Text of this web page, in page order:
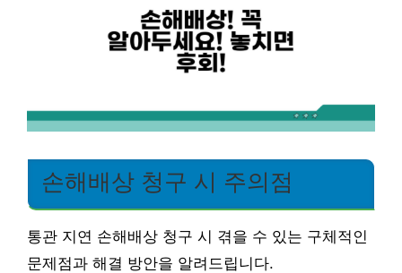
손해배상 청구 시 주의점
통관 지연 손해배상 청구 시 겪을 수 있는 구체적인
문제점과 해결 방안을 알려드립니다.